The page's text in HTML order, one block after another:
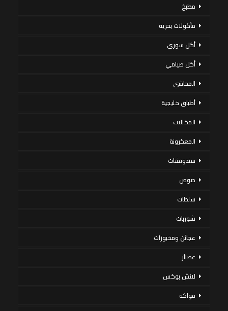
مطبخ
مأكولات بحرية
أكل سورى
أكل صيامي
المحاشي
أطباق خليجية
المخللات
المعكرونة
سندوتشات
صوص
سلطات
شوربات
عجائن ومخبوزات
عصائر
لانش بوكس
فواكه